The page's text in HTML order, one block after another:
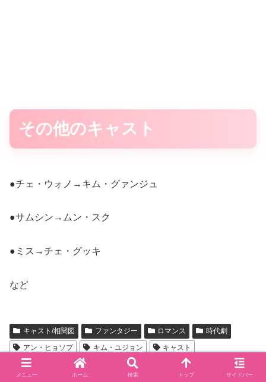
その他のキャスト
●チェ・ウォノ→キム・グァンジュ
●サムシン→ムン・スク
●ミス→チェ・グッキ
など
キャスト/相関図 ファンタジー ロマンス
時代劇
アン・ヒョソプ
キム・ユジョン
キャスト
クァク・シヤン
コンミョン（5urprise）
相関図
メニュー ホーム 検索 トップ サイドバー